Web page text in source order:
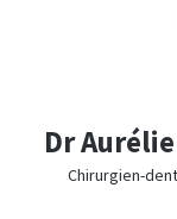
Dr Aurélie
Chirurgien-